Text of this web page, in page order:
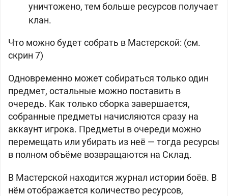
уничтожено, тем больше ресурсов получает
клан.
Что можно будет собрать в Мастерской: (см.
скрин 7)
Одновременно может собираться только один
предмет, остальные можно поставить в
очередь. Как только сборка завершается,
собранные предметы начисляются сразу на
аккаунт игрока. Предметы в очереди можно
перемещать или убирать из неё — тогда ресурсы
в полном объёме возвращаются на Склад.
В Мастерской находится журнал истории боёв. В
нём отображается количество ресурсов,